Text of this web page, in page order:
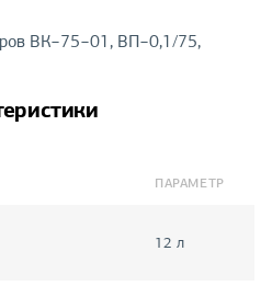
ВК−75−01, ВП−0,1/75,
ПАРАМЕТР
12 л